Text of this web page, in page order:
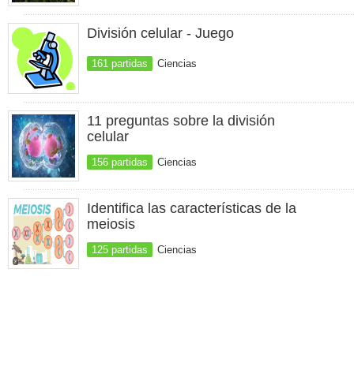
División celular - Juego
161 partidas Ciencias
11 preguntas sobre la división
celular
156 partidas Ciencias
Identifica las características de la
meiosis
125 partidas Ciencias